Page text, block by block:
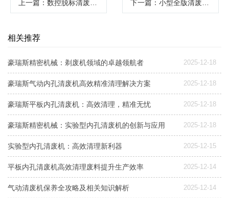
上一篇 ：数控脱标清废机革新印刷包装行业效率 下一篇 ：小型全版清废机：高效清理废纸的得力助手
相关推荐
豪瑞斯精密机械：剃废机领域的卓越领航者 2025-12-18
豪瑞斯气动内孔清废机高效精准清理解决方案 2025-12-18
豪瑞斯平板内孔清废机：高效清理，精准无忧 2025-12-18
豪瑞斯精密机械：实验型内孔清废机的创新与应用 2025-12-18
实验型内孔清废机：高效清理新利器 2025-12-15
平板内孔清废机高效清理废料提升生产效率 2025-12-14
气动清废机保养全攻略及相关知识解析 2025-12-14